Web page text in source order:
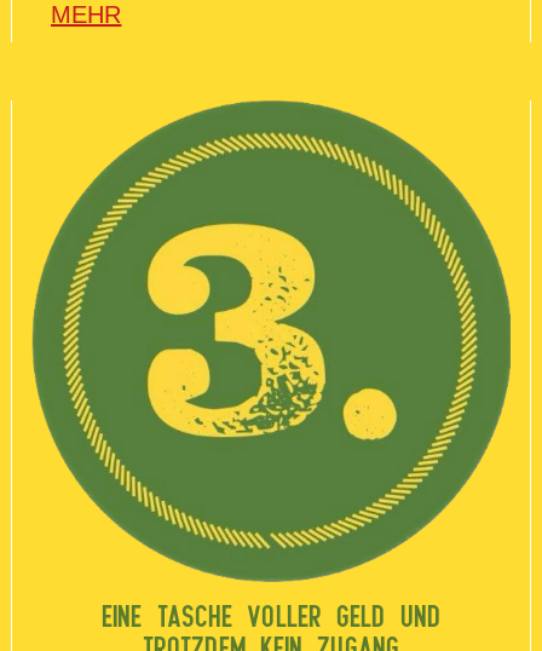
MEHR
EINE TASCHE VOLLER GELD UND